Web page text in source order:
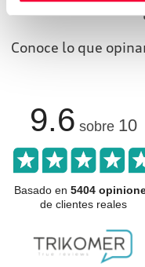
Conoce lo que
9.6 sobre 10
Basado en 5404
de clientes reales